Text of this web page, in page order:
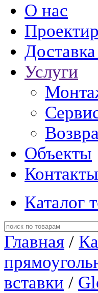
О нас
Услуги
Объекты
Контакты
Каталог
Главная /
вставки /